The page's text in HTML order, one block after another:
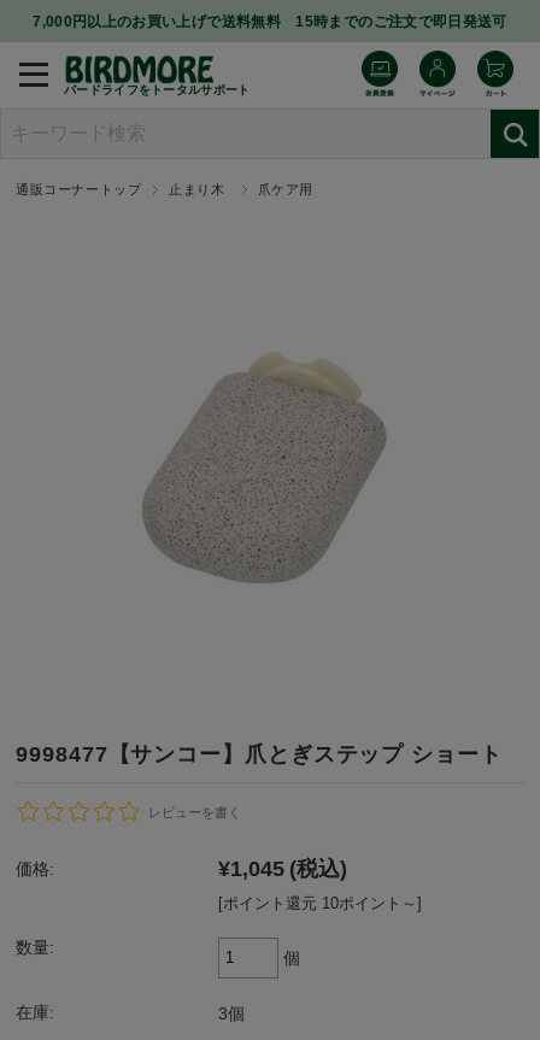
7,000円以上のお買い上げで送料無料 15時までのご注文で即日発送可
バードライフをトータルサポート
通販コーナートップ 止まり木 爪ケア用
9998477【サンコー】爪とぎステップ ショート
レビューを書く
価格: ¥1,045 (税込)
[ポイント還元 10ポイント～]
数量:
個
在庫: 3個